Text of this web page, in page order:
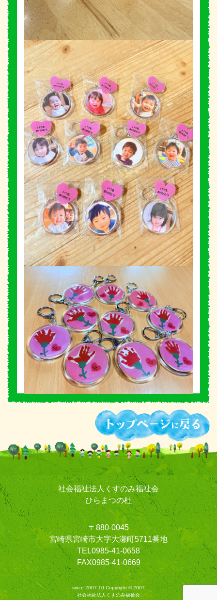
社会福祉法人くすのみ福祉会
ひらまつの杜
〒880-0045
宮崎県宮崎市大字大瀬町5711番地
TEL0985-41-0658
FAX0985-41-0669
since 2007.10 Copyright © 2007
社会福祉法人くすのみ福祉会